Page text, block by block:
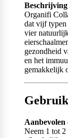
Organifi
dat vijf
vier
gezondheid
en het
gemakkelijk
Gebruik
Aanbevolen
Neem 1 tot 2